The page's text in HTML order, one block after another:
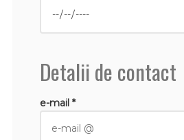
Detalii de contact
e-mail *